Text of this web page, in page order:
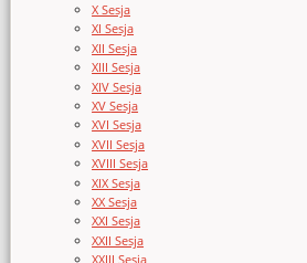
X Sesja
XI Sesja
XII Sesja
XIII Sesja
XIV Sesja
XV Sesja
XVI Sesja
XVII Sesja
XVIII Sesja
XIX Sesja
XX Sesja
XXI Sesja
XXII Sesja
XXIII Sesja